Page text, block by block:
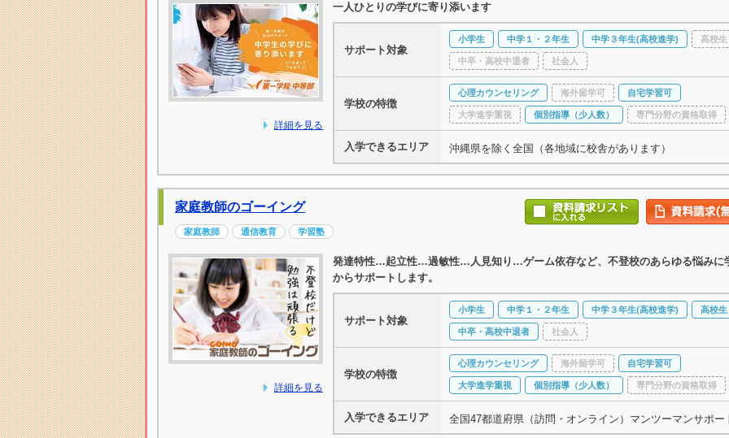
詳細を見る
一人ひとりの学びに寄り添います
サポート対象
小学生 中学１・２年生 中学３年生(高校進学) 高校生
中卒・高校中退者 社会人
学校の特徴
心理カウンセリング 海外留学可 自宅学習可
大学進学重視 個別指導（少人数） 専門分野の資格取得
入学できるエリア 沖縄県を除く全国（各地域に校舎があります）
家庭教師のゴーイング
家庭教師 通信教育 学習塾
詳細を見る
発達特性…起立性…過敏性…人見知り…ゲーム依存など、不登校のあらゆる悩みに
からサポートします。
サポート対象
小学生 中学１・２年生 中学３年生(高校進学) 高校生
中卒・高校中退者 社会人
学校の特徴
心理カウンセリング 海外留学可 自宅学習可
大学進学重視 個別指導（少人数） 専門分野の資格取得
入学できるエリア 全国47都道府県（訪問・オンライン）マンツーマンサポー